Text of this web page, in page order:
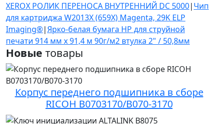
XEROX РОЛИК ПЕРЕНОСА ВНУТРЕННИЙ DC 5000| Чип
для картриджа W2013X (659X) Magenta, 29K ELP
Imaging®|Ярко-белая бумага HP для струйной
печати 914 мм x 91,4 м 90г/м2 втулка 2" / 50,8мм
Новые товары
Корпус переднего подшипника в сборе
RICOH B0703170/B070-3170